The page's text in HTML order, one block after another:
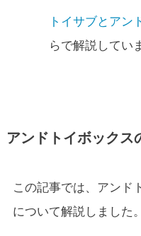
トイサブとアン
らで解説してい
アンドトイボックス
この記事では、アンド
について解説しました。